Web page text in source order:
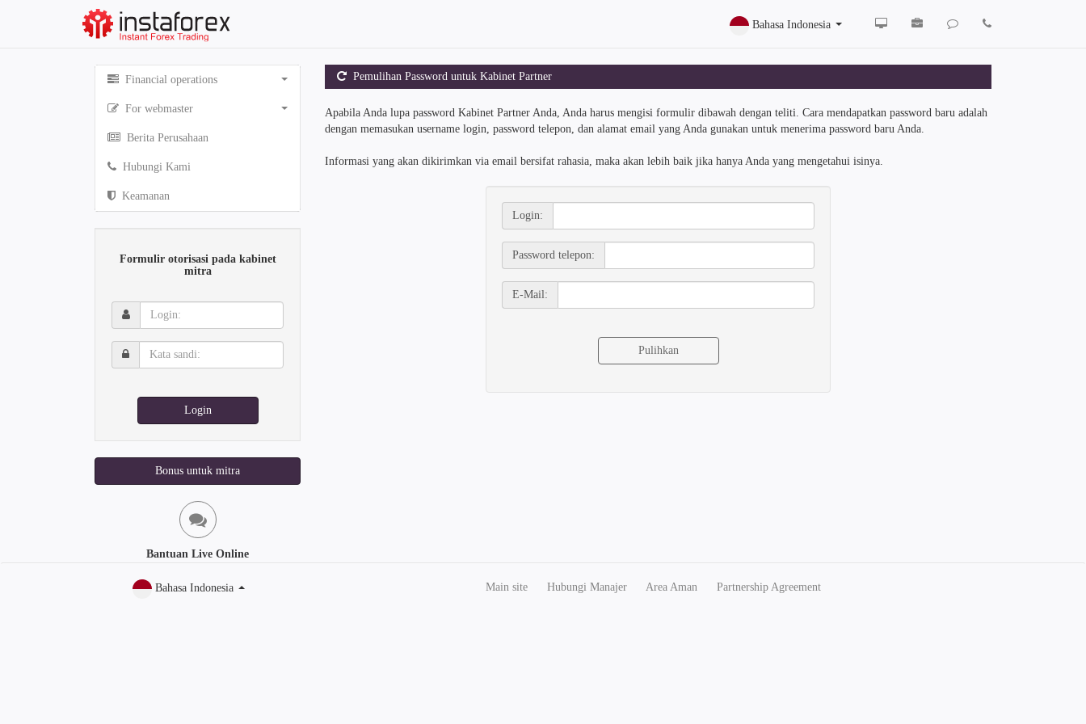
Bahasa Indonesia
Financial operations
For webmaster
Berita Perusahaan
Hubungi Kami
Keamanan
Formulir otorisasi pada kabinet
mitra
Login:
Kata
sandi:
Login
Bonus untuk mitra
Bantuan Live Online
Pemulihan Password untuk Kabinet Partner
Apabila Anda lupa password Kabinet Partner Anda, Anda harus mengisi formulir dibawah dengan teliti. Cara mendapatkan password baru adalah
dengan memasukan username login, password telepon, dan alamat email yang Anda gunakan untuk menerima password baru Anda.
Informasi yang akan dikirimkan via email bersifat rahasia, maka akan lebih baik jika hanya Anda yang mengetahui isinya.
Login:
Password telepon:
E-Mail:
Bahasa Indonesia Main site Hubungi Manajer Area Aman Partnership Agreement